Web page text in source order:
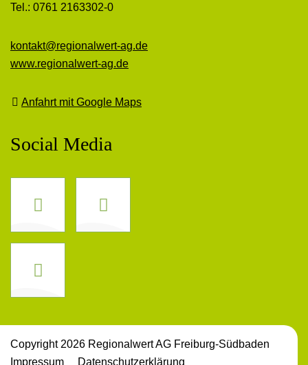
Tel.: 0761 2163302-0
kontakt@regionalwert-ag.de
www.regionalwert-ag.de
Anfahrt mit Google Maps
Social Media
Copyright 2026 Regionalwert AG Freiburg-Südbaden
Impressum
Datenschutz­erklärung